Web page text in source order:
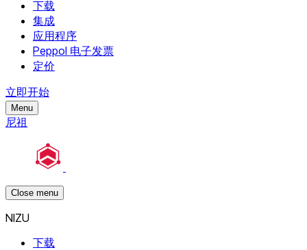
下载
集成
应用程序
Peppol 电子发票
定价
立即开始
Menu
尼祖
Close menu
NIZU
下载